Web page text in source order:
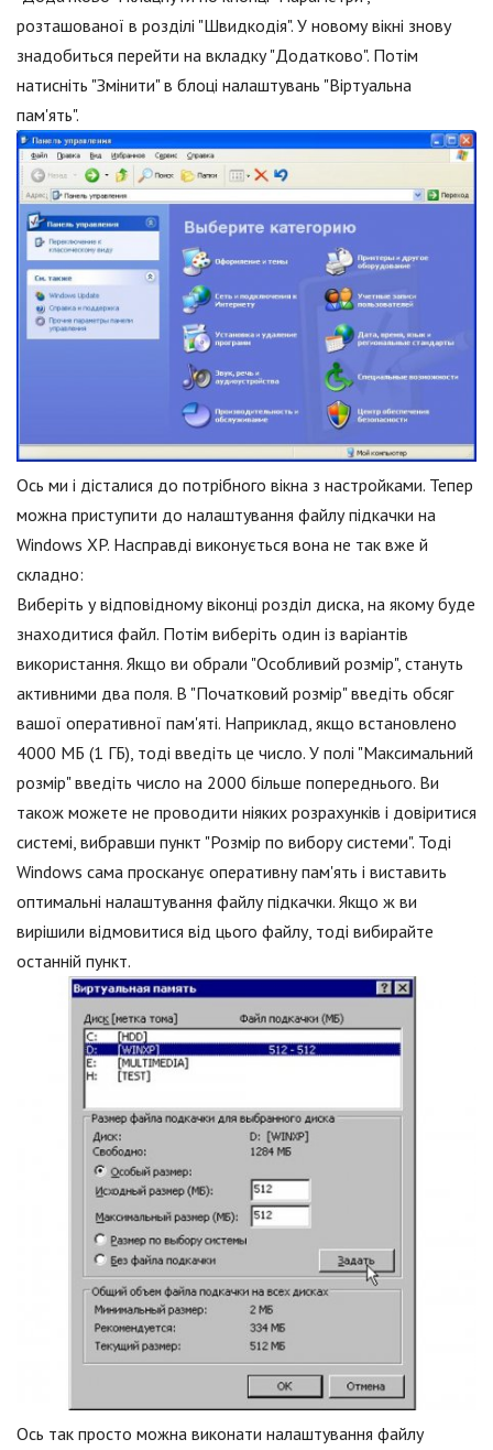
розташованої в розділі "Швидкодія". У новому вікні знову
знадобиться перейти на вкладку "Додатково". Потім
натисніть "Змінити" в блоці налаштувань "Віртуальна
пам'ять".
Ось ми і дісталися до потрібного вікна з настройками. Тепер
можна приступити до налаштування файлу підкачки на
Windows XP. Насправді виконується вона не так вже й
складно:
Виберіть у відповідному віконці розділ диска, на якому буде
знаходитися файл. Потім виберіть один із варіантів
використання. Якщо ви обрали "Особливий розмір", стануть
активними два поля. В "Початковий розмір" введіть обсяг
вашої оперативної пам'яті. Наприклад, якщо встановлено
4000 МБ (1 ГБ), тоді введіть це число. У полі "Максимальний
розмір" введіть число на 2000 більше попереднього. Ви
також можете не проводити ніяких розрахунків і довіритися
системі, вибравши пункт "Розмір по вибору системи". Тоді
Windows сама просканує оперативну пам'ять і виставить
оптимальні налаштування файлу підкачки. Якщо ж ви
вирішили відмовитися від цього файлу, тоді вибирайте
останній пункт.
Ось так просто можна виконати налаштування файлу